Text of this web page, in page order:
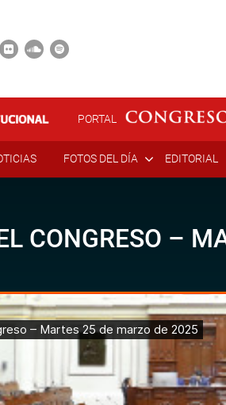
PORTAL
FOTOS DEL DÍA EDITORIAL
CONGRESO –